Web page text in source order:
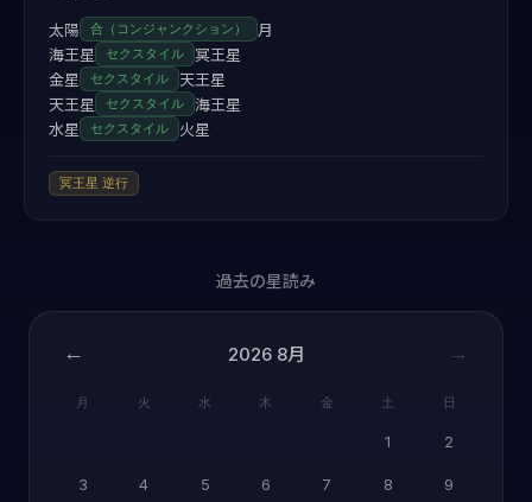
太陽
合（コンジャンクション）
月
海王星
セクスタイル
冥王星
金星
セクスタイル
天王星
天王星
セクスタイル
海王星
水星
セクスタイル 火星
冥王星 逆行
過去の星読み
← 2026 8月 →
月 火 水 木 金 土 日
1 2
3 4 5 6 7 8 9